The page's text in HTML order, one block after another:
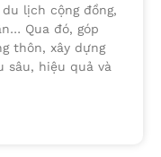
lịch cộng đồng,
Qua đó, góp
thôn, xây dựng
sâu, hiệu quả và